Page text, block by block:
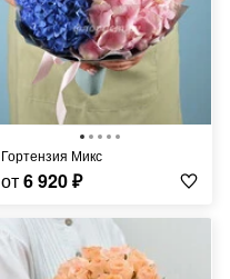
Гортензия Микс
от6 920₽